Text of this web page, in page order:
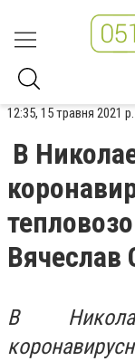
12:35, 15 травня 2021 р.
В
Вячеслав
В